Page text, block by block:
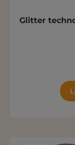
Glitter